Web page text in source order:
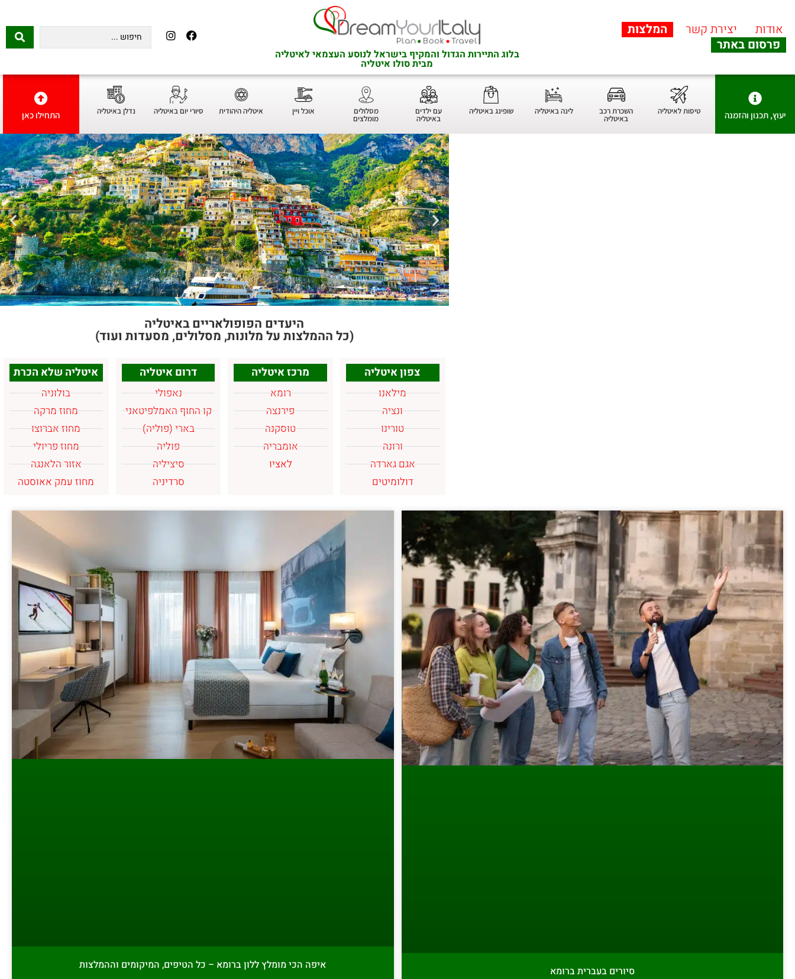
אודות יצירת קשר
המלצות
פרסום באתר
בלוג התיירות הגדול והמקיף בישראל לנוסע העצמאי לאיטליה
מבית סולו איטליה
יעוץ, תכנון והזמנה טיסות לאיטליה השכרת רכב
באיטליה
לינה באיטליה שופינג באיטליה עם ילדים
באיטליה
מסלולים
מומלצים
אוכל ויין איטליה היהודית סיורי יום באיטליה נדלן באיטליה התחילו כאן
היעדים הפופולאריים באיטליה
(כל ההמלצות על מלונות, מסלולים, מסעדות ועוד)
צפון איטליה
מילאנו
ונציה
טורינו
ורונה
אגם גארדה
דולומיטים
מרכז איטליה
רומא
פירנצה
טוסקנה
אומבריה
לאציו
דרום איטליה
נאפולי
קו החוף האמלפיטאני
בארי (פוליה)
פוליה
סיציליה
סרדיניה
איטליה שלא הכרת
בולוניה
מחוז מרקה
מחוז אברוצו
מחוז פריולי
אזור הלאנגה
מחוז עמק אאוסטה
סיורים בעברית ברומא איפה הכי מומלץ ללון ברומא – כל הטיפים, המיקומים וההמלצות